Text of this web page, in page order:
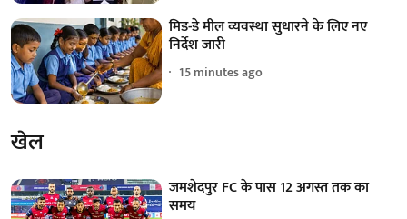
मिड-डे मील व्यवस्था सुधारने के लिए नए
निर्देश जारी
15 minutes ago
खेल
जमशेदपुर FC के पास 12 अगस्त तक का
समय